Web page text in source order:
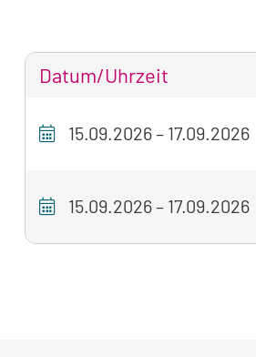
Übersicht
zum
aktuell
Datum/Uhrzeit
15.09.2026– 17.09.2026
15.09.2026– 17.09.2026